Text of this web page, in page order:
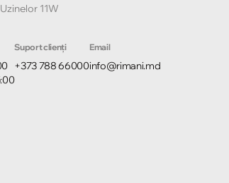
11W
Suport clienți
+373 788 66000
Email
info@rimani.md